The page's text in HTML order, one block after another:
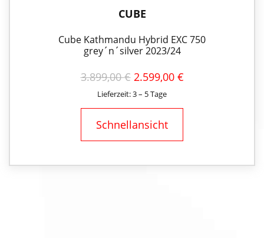
CUBE
Cube Kathmandu Hybrid EXC 750
grey´n´silver 2023/24
3.899,00€ URSPRÜNGLICHER
PREIS
WAR:
3.899,00 €
2.599,00 €AKTUELLER
Lieferzeit: 3 – 5 Tage
Schnellansicht